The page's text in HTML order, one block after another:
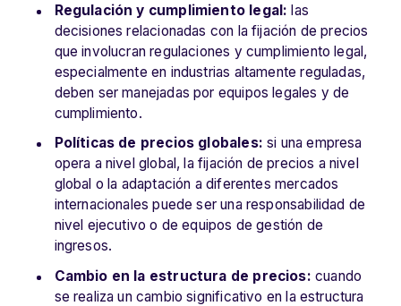
Regulación y cumplimiento legal: las
decisiones relacionadas con la fijación de precios
que involucran regulaciones y cumplimiento legal,
especialmente en industrias altamente reguladas,
deben ser manejadas por equipos legales y de
cumplimiento.
Políticas de precios globales: si una empresa
opera a nivel global, la fijación de precios a nivel
global o la adaptación a diferentes mercados
internacionales puede ser una responsabilidad de
nivel ejecutivo o de equipos de gestión de
ingresos.
Cambio en la estructura de precios: cuando
se realiza un cambio significativo en la estructura